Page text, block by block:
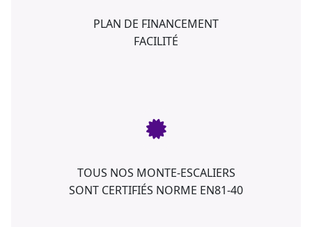
PLAN DE FINANCEMENT
FACILITÉ
TOUS NOS MONTE-ESCALIERS
SONT CERTIFIÉS NORME EN81-40